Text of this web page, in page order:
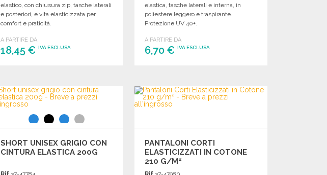
elastico, con chiusura zip, tasche laterali
e posteriori, e vita elasticizzata per
comfort e praticità.
A PARTIRE DA
18,45 €IVA ESCLUSA
Richiedi un preventivo
elastica, tasche laterali e interna, in
poliestere leggero e traspirante.
Protezione UV 40+.
A PARTIRE DA
6,70 €IVA ESCLUSA
Richiedi un preventivo
SHORT UNISEX GRIGIO CON
CINTURA ELASTICA 200G
PANTALONI CORTI
ELASTICIZZATI IN COTONE
210 G/M²